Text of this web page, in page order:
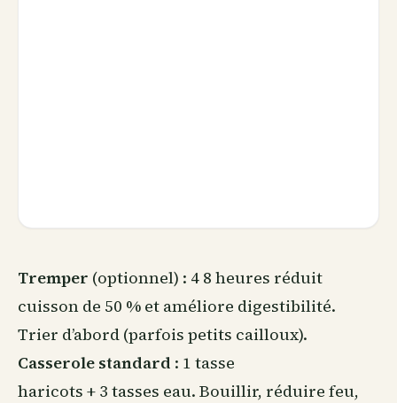
Tremper (optionnel) : 4 8 heures réduit
cuisson de 50 % et améliore digestibilité.
Trier d’abord (parfois petits cailloux).
Casserole standard : 1 tasse
haricots + 3 tasses eau. Bouillir, réduire feu,